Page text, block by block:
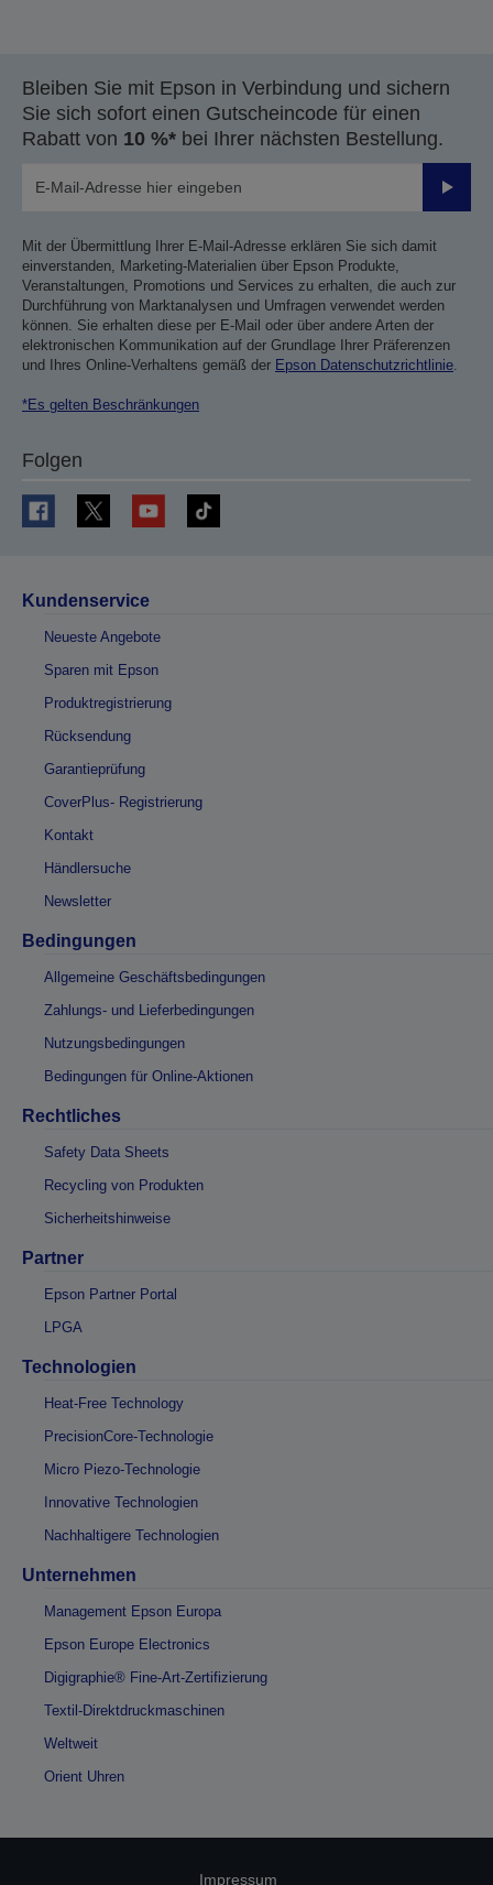
Bleiben Sie mit Epson in Verbindung und sichern
Sie sich sofort einen Gutscheincode für einen
Rabatt von 10 %* bei Ihrer nächsten Bestellung.
Mit der Übermittlung Ihrer E-Mail-Adresse erklären Sie sich damit
einverstanden, Marketing-Materialien über Epson Produkte,
Veranstaltungen, Promotions und Services zu erhalten, die auch zur
Durchführung von Marktanalysen und Umfragen verwendet werden
können. Sie erhalten diese per E-Mail oder über andere Arten der
elektronischen Kommunikation auf der Grundlage Ihrer Präferenzen
und Ihres Online-Verhaltens gemäß der Epson Datenschutzrichtlinie
*Es gelten Beschränkungen
Folgen
Kundenservice
Neueste Angebote
Sparen mit Epson
Produktregistrierung
Rücksendung
Garantieprüfung
CoverPlus- Registrierung
Kontakt
Händlersuche
Newsletter
Bedingungen
Allgemeine Geschäftsbedingungen
Zahlungs- und Lieferbedingungen
Nutzungsbedingungen
Bedingungen für Online-Aktionen
Rechtliches
Safety Data Sheets
Recycling von Produkten
Sicherheitshinweise
Partner
Epson Partner Portal
LPGA
Technologien
Heat-Free Technology
PrecisionCore-Technologie
Micro Piezo-Technologie
Innovative Technologien
Nachhaltigere Technologien
Unternehmen
Management Epson Europa
Epson Europe Electronics
Digigraphie® Fine-Art-Zertifizierung
Textil-Direktdruckmaschinen
Weltweit
Orient Uhren
Impressum